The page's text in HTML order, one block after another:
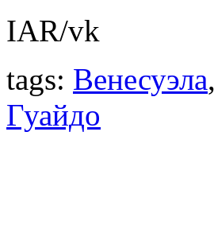
IAR/vk
tags: Венесуэла,
Гуайдо